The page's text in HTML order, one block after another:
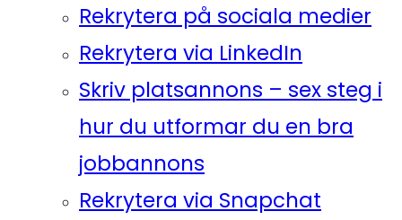
Rekrytera på sociala medier
Rekrytera via LinkedIn
Skriv platsannons – sex steg i
hur du utformar du en bra
jobbannons
Rekrytera via Snapchat